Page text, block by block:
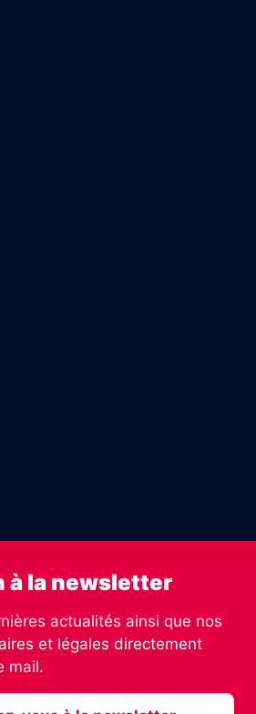
à la newsletter
actualités ainsi que nos
et légales directement
mail.